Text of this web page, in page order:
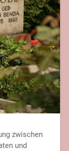
zwischen
und